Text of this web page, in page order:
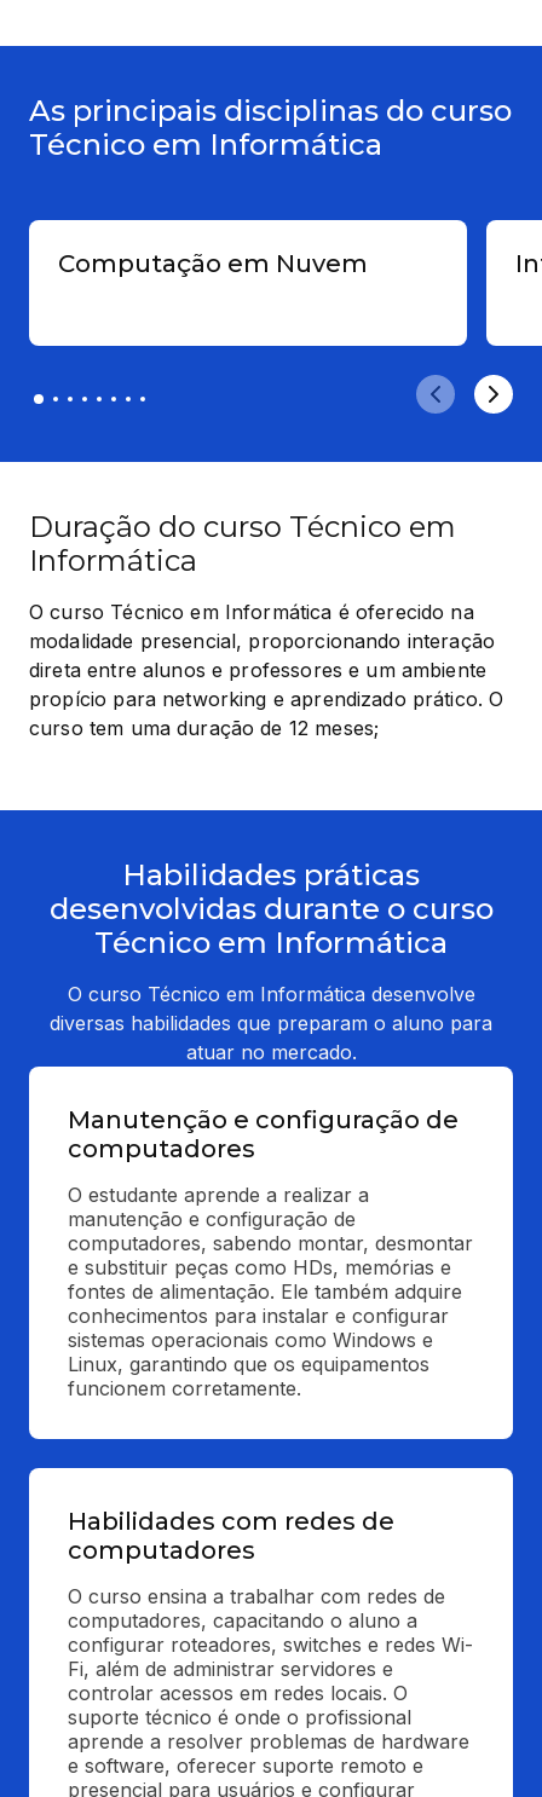
As principais disciplinas do curso
Técnico em Informática
Computação em Nuvem
Duração do curso Técnico em
Informática
O curso Técnico em Informática é oferecido na
modalidade presencial, proporcionando interação
direta entre alunos e professores e um ambiente
propício para networking e aprendizado prático. O
curso tem uma duração de 12 meses;
Habilidades práticas
desenvolvidas durante o curso
Técnico em Informática
O curso Técnico em Informática desenvolve
diversas habilidades que preparam o aluno para
atuar no mercado.
Manutenção e configuração de
computadores
O estudante aprende a realizar a
manutenção e configuração de
computadores, sabendo montar, desmontar
e substituir peças como HDs, memórias e
fontes de alimentação. Ele também adquire
conhecimentos para instalar e configurar
sistemas operacionais como Windows e
Linux, garantindo que os equipamentos
funcionem corretamente.
Habilidades com redes de
computadores
O curso ensina a trabalhar com redes de
computadores, capacitando o aluno a
configurar roteadores, switches e redes Wi-
Fi, além de administrar servidores e
controlar acessos em redes locais. O
suporte técnico é onde o profissional
aprende a resolver problemas de hardware
e software, oferecer suporte remoto e
presencial para usuários e configurar